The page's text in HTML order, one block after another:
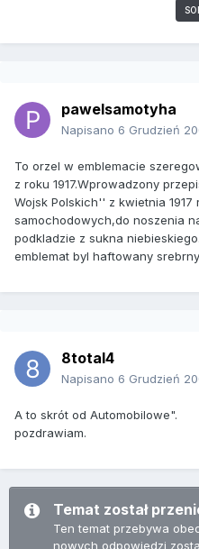
pawelsamotyha
Napisano 6 Grudzień
To orzel w emblemacie
z roku 1917.Wprowadzony
Wojsk Polskich'' z kwietnia
samochodowych,do noszenia
podkladzie z sukna
emblemat byl haftowany
8total4
Napisano 6 Grudzień
A to skrót od Automobilowe".
pozdrawiam.
Temat został
Ten temat przebywa
nowych odpowiedzi